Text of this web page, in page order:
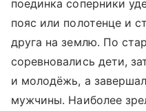
поединка соперники
пояс или полотенце и
друга на землю. По
соревновались дети,
и молодёжь, а
мужчины. Наиболее